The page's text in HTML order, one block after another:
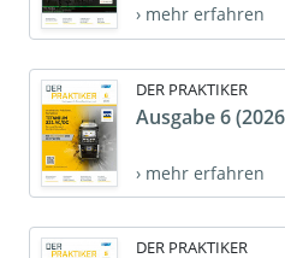
› mehr erfahren
DER PRAKTIKER
Ausgabe 6
› mehr erfahren
DER PRAKTIKER